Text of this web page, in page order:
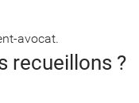
avocat.
recueillons ?